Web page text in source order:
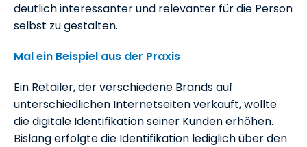
deutlich interessanter und relevanter für die Person
selbst zu gestalten.
Mal ein Beispiel aus der Praxis
Ein Retailer, der verschiedene Brands auf
unterschiedlichen Internetseiten verkauft, wollte
die digitale Identifikation seiner Kunden erhöhen.
Bislang erfolgte die Identifikation lediglich über den